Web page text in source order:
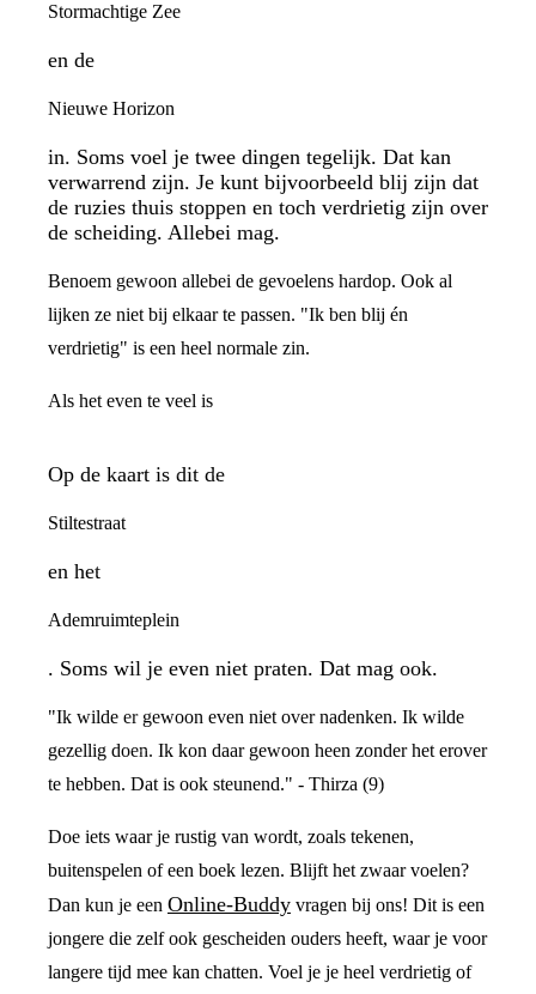
Stormachtige Zee
en de
Nieuwe Horizon
in. Soms voel je twee dingen tegelijk. Dat kan
verwarrend zijn. Je kunt bijvoorbeeld blij zijn dat
de ruzies thuis stoppen en toch verdrietig zijn over
de scheiding. Allebei mag.
Benoem gewoon allebei de gevoelens hardop. Ook al
lijken ze niet bij elkaar te passen. "Ik ben blij én
verdrietig" is een heel normale zin.
Als het even te veel is
Op de kaart is dit de
Stiltestraat
en het
Ademruimteplein
. Soms wil je even niet praten. Dat mag ook.
"Ik wilde er gewoon even niet over nadenken. Ik wilde
gezellig doen. Ik kon daar gewoon heen zonder het erover
te hebben. Dat is ook steunend." - Thirza (9)
Doe iets waar je rustig van wordt, zoals tekenen,
buitenspelen of een boek lezen. Blijft het zwaar voelen?
Dan kun je een Online-Buddy vragen bij ons! Dit is een
jongere die zelf ook gescheiden ouders heeft, waar je voor
langere tijd mee kan chatten. Voel je je heel verdrietig of